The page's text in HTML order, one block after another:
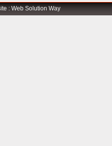
: Web Solution Way